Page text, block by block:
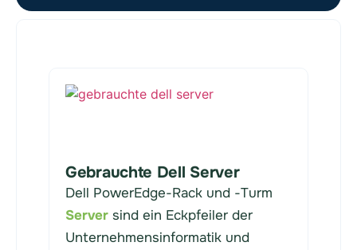
Gebrauchte Dell Server
Dell PowerEdge-Rack und -Turm
Server sind ein Eckpfeiler der
Unternehmensinformatik und